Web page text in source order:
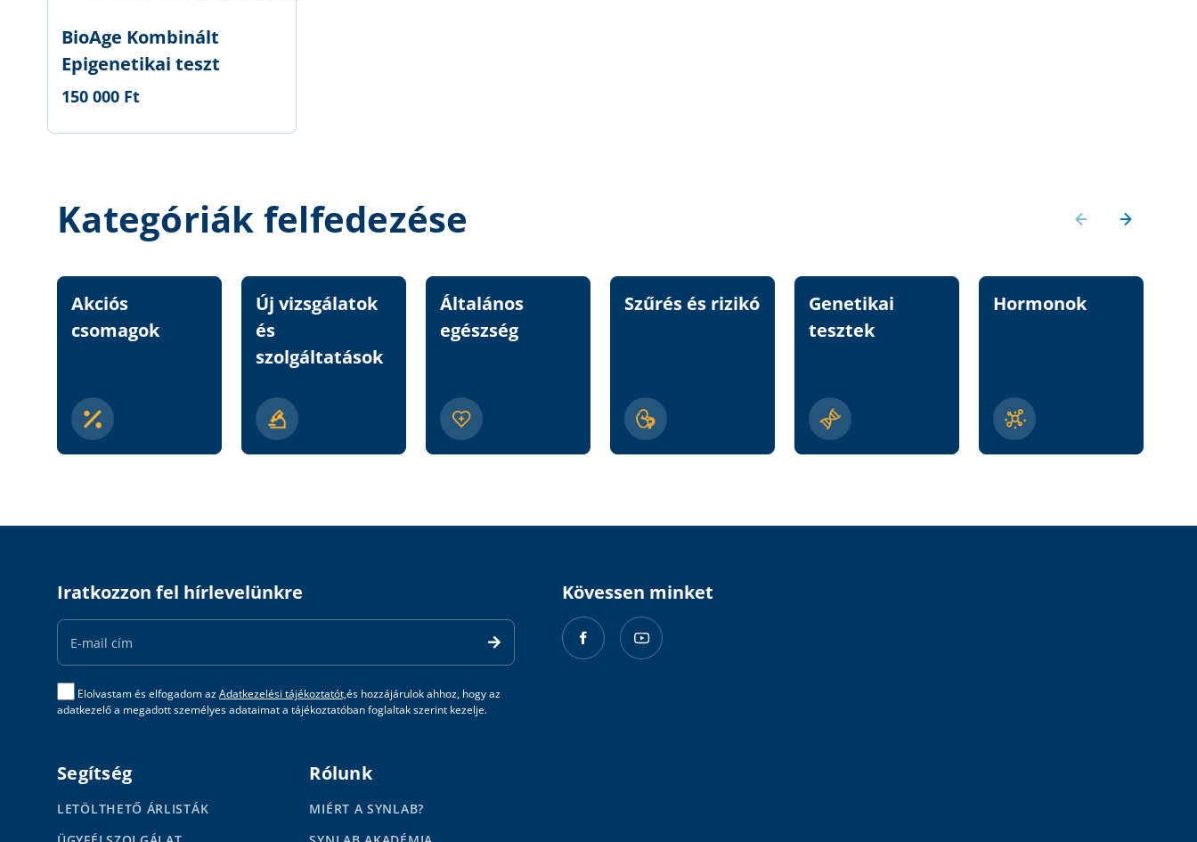
BioAge Kombinált
Epigenetikai teszt
150 000 Ft
Kategóriák felfedezése
Akciós
csomagok
Új vizsgálatok
és
szolgáltatások
Általános
egészség
Szűrés és rizikó
Genetikai
tesztek
Hormonok
Iratkozzon fel hírlevelünkre
Email
Address
Elolvastam és elfogadom azAdatkezelési tájékoztatót,és hozzájárulok ahhoz, hogy az
adatkezelő a megadott személyes adataimat a tájékoztatóban foglaltak szerint kezelje.
Kövessen minket
Segítség
LETÖLTHETŐ ÁRLISTÁK
Rólunk
MIÉRT A SYNLAB?